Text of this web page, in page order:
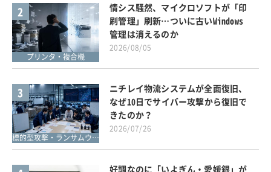
2
プリンタ・複合機
情シス騒然、マイクロソフトが「印
刷管理」刷新…ついに古いWindows
管理は消えるのか
2026/08/05
3
標的型攻撃・ランサムウェア対策
ニチレイ物流システムが全面復旧、
なぜ10日でサイバー攻撃から復旧で
きたのか？
2026/07/26
好調なのに「いよぎん・愛媛銀」が